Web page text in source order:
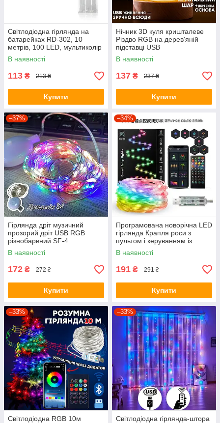
Світлодіодна гірлянда на
батарейках RD-302, 10
метрів, 100 LED, мультиколір
В наявності
113 ₴ 213 ₴
Купити
Нічник 3D куля кришталеве
Різдво RGB на дерев'яній
підставці USB
В наявності
137 ₴ 237 ₴
Купити
–37%
Гірлянда дріт музичний
прозорий дріт USB RGB
різнобарвний SF-4
В наявності
172 ₴ 272 ₴
Купити
–34%
Програмована новорічна LED
гірлянда Крапля роси з
пультом і керуванням із
телефона SFK-04 Bluetooth
USB 10 м
В наявності
191 ₴ 291 ₴
Купити
–33%
Світлодіодна RGB 10м
–33%
Світлодіодна гірлянда-штора